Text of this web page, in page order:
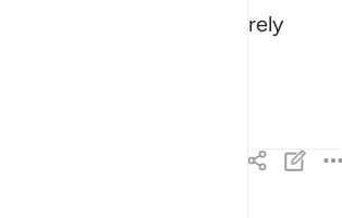
assumptions. And surely